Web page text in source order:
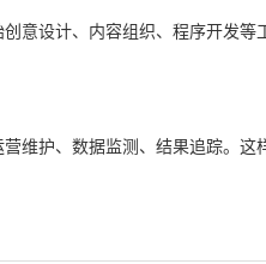
设计、内容组织、程序开发等工
护、数据监测、结果追踪。这